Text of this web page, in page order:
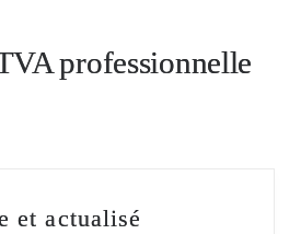
professionnelle
et actualisé